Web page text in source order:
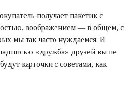
получает пакетик с
воображением — в общем, с
мы так часто нуждаемся. И
«дружба» друзей вы не
карточки с советами, как